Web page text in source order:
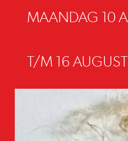
MAANDAG 10
T/M 16